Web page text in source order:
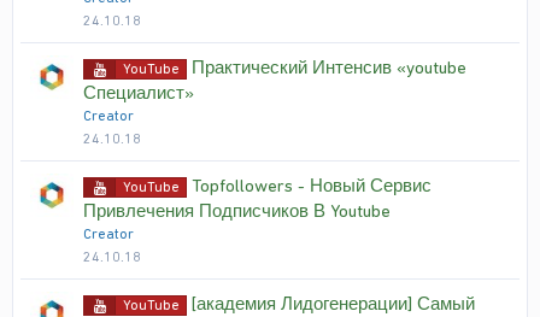
24.10.18
YouTube
Практический Интенсив «youtube
Специалист»
Creator
24.10.18
YouTube
Topfollowers - Новый Сервис
Привлечения Подписчиков В Youtube
Creator
24.10.18
YouTube
[академия Лидогенерации] Самый